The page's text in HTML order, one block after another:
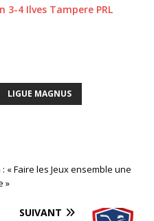
3-4 Ilves Tampere PRL
LIGUE MAGNUS
: « Faire les Jeux ensemble une
»
SUIVANT